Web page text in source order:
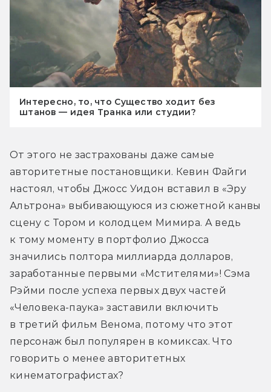
Интересно, то, что Существо ходит без
штанов — идея Транка или студии?
От этого не застрахованы даже самые
авторитетные постановщики. Кевин Файги
настоял, чтобы Джосс Уидон вставил в «Эру
Альтрона» выбивающуюся из сюжетной канвы
сцену с Тором и колодцем Мимира. А ведь
к тому моменту в портфолио Джосса
значились полтора миллиарда долларов,
заработанные первыми «Мстителями»! Сэма
Рэйми после успеха первых двух частей
«Человека-паука» заставили включить
в третий фильм Венома, потому что этот
персонаж был популярен в комиксах. Что
говорить о менее авторитетных
кинематографистах?